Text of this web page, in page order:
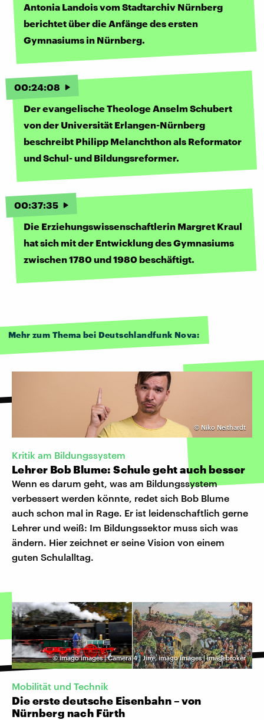
Antonia Landois vom Stadtarchiv Nürnberg
berichtet über die Anfänge des ersten
Gymnasiums in Nürnberg.
00:24:08
Der evangelische Theologe Anselm Schubert
von der Universität Erlangen-Nürnberg
beschreibt Philipp Melanchthon als Reformator
und Schul- und Bildungsreformer.
00:37:35
Die Erziehungswissenschaftlerin Margret Kraul
hat sich mit der Entwicklung des Gymnasiums
zwischen 1780 und 1980 beschäftigt.
Mehr zum Thema bei Deutschlandfunk Nova:
© Niko Neithardt
Kritik am Bildungssystem
Lehrer Bob Blume: Schule geht auch besser
Wenn es darum geht, was am Bildungssystem
verbessert werden könnte, redet sich Bob Blume
auch schon mal in Rage. Er ist leidenschaftlich gerne
Lehrer und weiß: Im Bildungssektor muss sich was
ändern. Hier zeichnet er seine Vision von einem
guten Schulalltag.
©imago images | Camera 4 | Jim,imago images | imagebroker
Mobilität und Technik
Die erste deutsche Eisenbahn – von
Nürnberg nach Fürth